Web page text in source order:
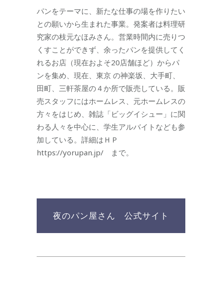
パンをテーマに、新たな仕事の場を作りたい
との願いから生まれた事業。発案者は料理研
究家の枝元なほみさん。営業時間内に売りつ
くすことができず、余ったパンを提供してく
れるお店（現在およそ20店舗ほど）からパ
ンを集め、現在、東京 の神楽坂、大手町、
田町、三軒茶屋の４か所で販売している。販
売スタッフにはホームレス、元ホームレスの
方々をはじめ、雑誌「ビッグイシュー」に関
わる人々を中心に、学生アルバイトなども参
加している。詳細はＨＰ
https://yorupan.jp/ まで。
夜のパン屋さん 公式サイト